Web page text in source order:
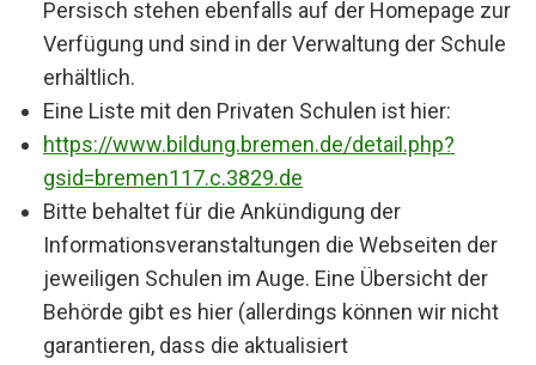
Persisch stehen ebenfalls auf der Homepage zur
Verfügung und sind in der Verwaltung der Schule
erhältlich.
Eine Liste mit den Privaten Schulen ist hier:
https://www.bildung.bremen.de/detail.php?
gsid=bremen117.c.3829.de
Bitte behaltet für die Ankündigung der
Informationsveranstaltungen die Webseiten der
jeweiligen Schulen im Auge. Eine Übersicht der
Behörde gibt es hier (allerdings können wir nicht
garantieren, dass die aktualisiert